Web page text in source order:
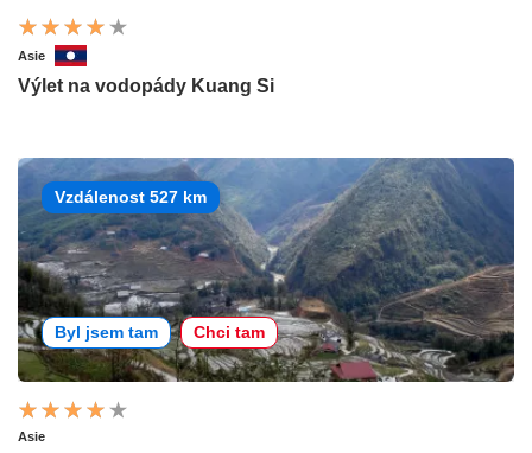
Asie
Výlet na vodopády Kuang Si
Vzdálenost 527 km
Byl jsem tam Chci tam
Asie